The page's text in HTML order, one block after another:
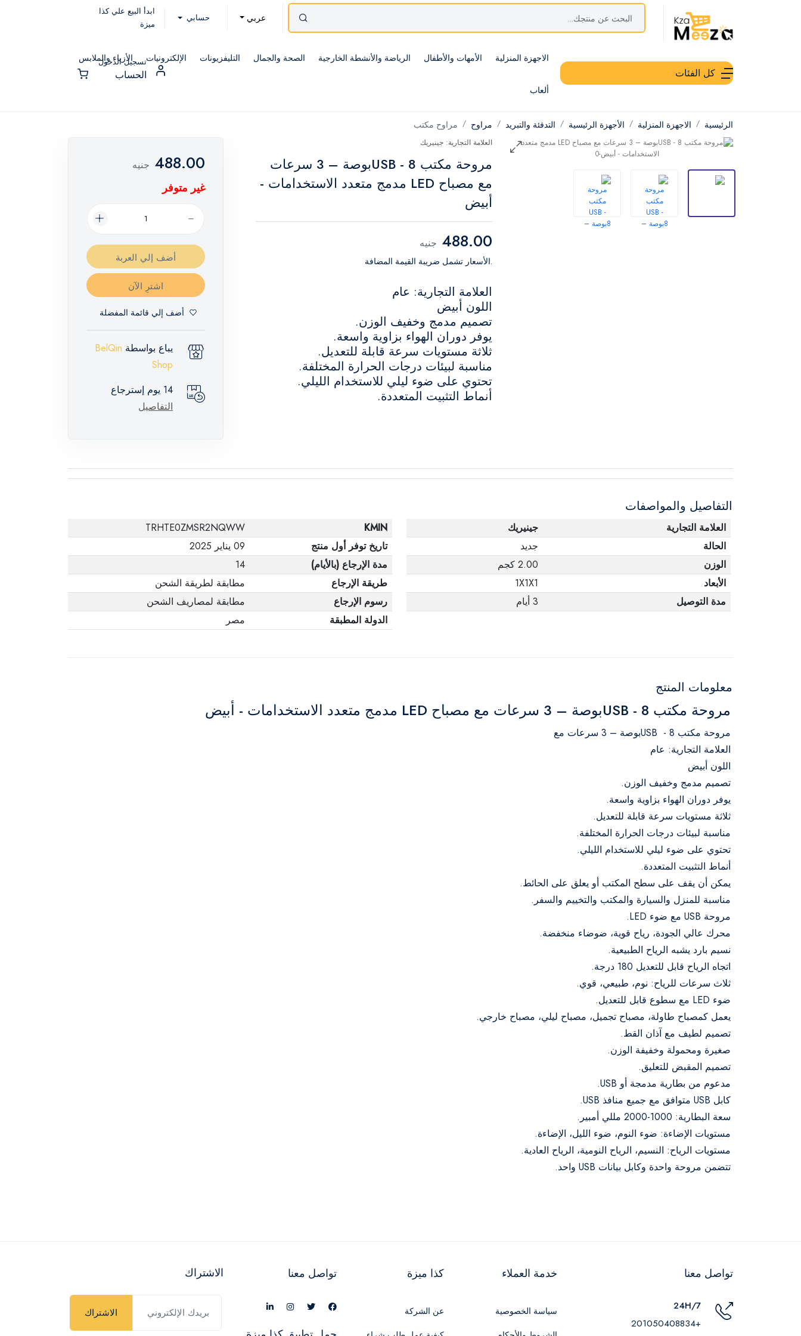
عربي حسابي
ابدأ البيع علي كذا
ميزة
كل الفئات
الاجهزة المنزلية الأمهات والأطفال الرياضة والأنشطة الخارجية الصحة والجمال التليفزيونات الإلكترونيات الأزياء والملابس
ألعاب
تسجيل الدخول
الحساب
الرئيسية الاجهزة المنزلية الأجهزة الرئيسية التدفئة والتبريد مراوح مراوح مكتب
العلامة التجارية: جينيريك
مروحة مكتب USB - 8بوصة – 3 سرعات
مع مصباح LED مدمج متعدد الاستخدامات -
أبيض
488.00 جنيه
.الأسعار تشمل ضريبة القيمة المضافة
العلامة التجارية: عام
اللون أبيض
تصميم مدمج وخفيف الوزن.
يوفر دوران الهواء بزاوية واسعة.
ثلاثة مستويات سرعة قابلة للتعديل.
مناسبة لبيئات درجات الحرارة المختلفة.
تحتوي على ضوء ليلي للاستخدام الليلي.
أنماط التثبيت المتعددة.
488.00 جنيه
غير متوفر
أضف إلي العربة
اشترِ الآن
أضف إلي قائمة المفضلة
يباع بواسطة BelQin
Shop
14 يوم إسترجاع
التفاصيل
التفاصيل والمواصفات
العلامة التجارية
جينيريك
الحالة
جديد
الوزن
2.00 كجم
الأبعاد
1X1X1
مدة التوصيل
3 أيام
KMIN
TRHTE0ZMSR2NQWW
تاريخ توفر أول منتج
09 يناير 2025
مدة الإرجاع (بالأيام)
14
طريقة الإرجاع
مطابقة لطريقة الشحن
رسوم الإرجاع
مطابقة لمصاريف الشحن
الدولة المطبقة
مصر
معلومات المنتج
مروحة مكتب USB - 8بوصة – 3 سرعات مع مصباح LED مدمج متعدد الاستخدامات - أبيض
مروحة مكتب USB - 8بوصة – 3 سرعات مع
العلامة التجارية: عام
اللون أبيض
تصميم مدمج وخفيف الوزن.
يوفر دوران الهواء بزاوية واسعة.
ثلاثة مستويات سرعة قابلة للتعديل.
مناسبة لبيئات درجات الحرارة المختلفة.
تحتوي على ضوء ليلي للاستخدام الليلي.
أنماط التثبيت المتعددة.
يمكن أن يقف على سطح المكتب أو يعلق على الحائط.
مناسبة للمنزل والسيارة والمكتب والتخييم والسفر.
مروحة USB مع ضوء LED.
محرك عالي الجودة، رياح قوية، ضوضاء منخفضة.
نسيم بارد يشبه الرياح الطبيعية.
اتجاه الرياح قابل للتعديل 180 درجة.
ثلاث سرعات للرياح: نوم، طبيعي، قوي.
ضوء LED مع سطوع قابل للتعديل.
يعمل كمصباح طاولة، مصباح تجميل، مصباح ليلي، مصباح خارجي.
تصميم لطيف مع آذان القط.
صغيرة ومحمولة وخفيفة الوزن.
تصميم المقبض للتعليق.
مدعوم من بطارية مدمجة أو USB.
كابل USB متوافق مع جميع منافذ USB.
سعة البطارية: 1000-2000 مللي أمبير.
مستويات الإضاءة: ضوء النوم، ضوء الليل، الإضاءة.
مستويات الرياح: النسيم، الرياح النومية، الرياح العادية.
تتضمن مروحة واحدة وكابل بيانات USB واحد.
تواصل معنا
24H/7
+201050408834
خدمة العملاء
سياسة الخصوصية
كذا ميزة
عن الشركة
تواصل معنا الاشتراك
الاشتراك